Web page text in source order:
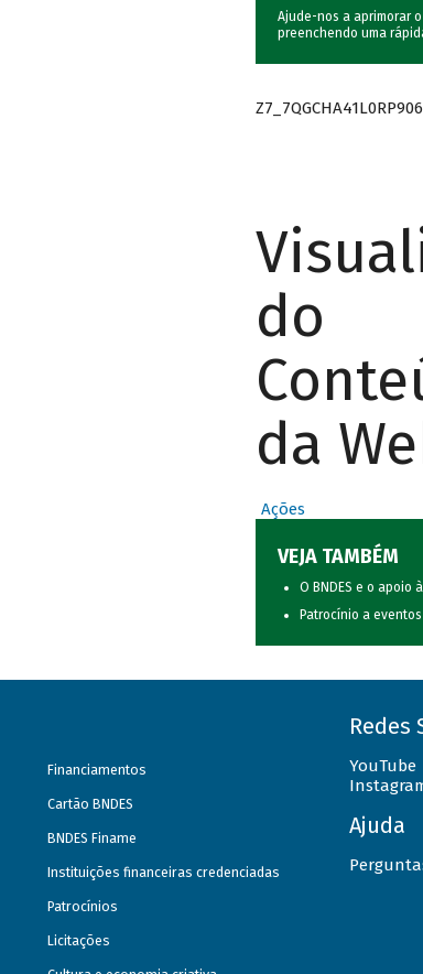
Ajude-nos a aprimorar o
preenchendo uma
do
da
Ações
VEJA TAMBÉM
O BNDES e o apoio
Patrocínio a
Financiamentos
Cartão BNDES
BNDES Finame
Instituições financeiras credenciadas
Patrocínios
Licitações
Redes
YouTube
Ajuda